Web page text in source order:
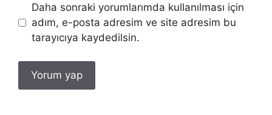
İnternet
sitesi
Daha sonraki yorumlarımda kullanılması için
adım, e-posta adresim ve site adresim bu
tarayıcıya kaydedilsin.